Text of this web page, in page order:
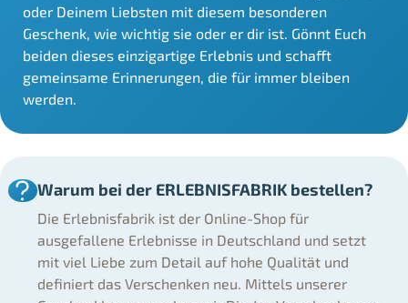
oder Deinem Liebsten mit diesem besonderen
Geschenk, wie wichtig sie oder er dir ist. Gönnt Euch
beiden dieses einzigartige Erlebnis und schafft
gemeinsame Erinnerungen, die für immer bleiben
werden.
Warum bei der ERLEBNISFABRIK bestellen?
Die Erlebnisfabrik ist der Online-Shop für
ausgefallene Erlebnisse in Deutschland und setzt
mit viel Liebe zum Detail auf hohe Qualität und
definiert das Verschenken neu. Mittels unserer